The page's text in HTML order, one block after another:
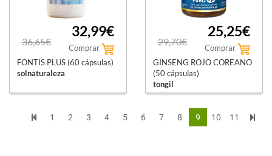
36,65€
32,99€
Comprar
FONTIS PLUS (60 cápsulas)
solnaturaleza
29,70€
25,25€
Comprar
GINSENG ROJO COREANO
(50 cápsulas)
tongil
1 2 3 4 5 6 7 8 9 10 11